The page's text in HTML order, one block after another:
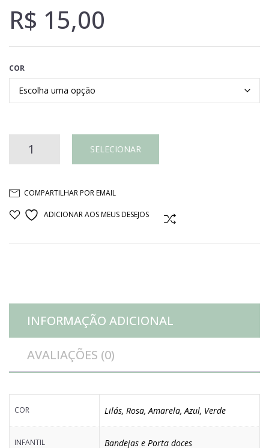
R$ 15,00
COR
Bandeja
resina
SELECIONAR
COMPARTILHAR POR EMAIL
ADICIONAR AOS MEUS DESEJOS
INFORMAÇÃO ADICIONAL
AVALIAÇÕES (0)
COR Lilás, Rosa,Amarela,Azul, Verde
INFANTIL Bandejas e Porta doces